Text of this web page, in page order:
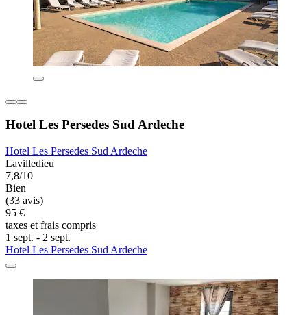
Hotel Les Persedes Sud Ardeche
Hotel Les Persedes Sud Ardeche
Lavilledieu
7,8/10
Bien
(33 avis)
95 €
taxes et frais compris
1 sept. - 2 sept.
Hotel Les Persedes Sud Ardeche